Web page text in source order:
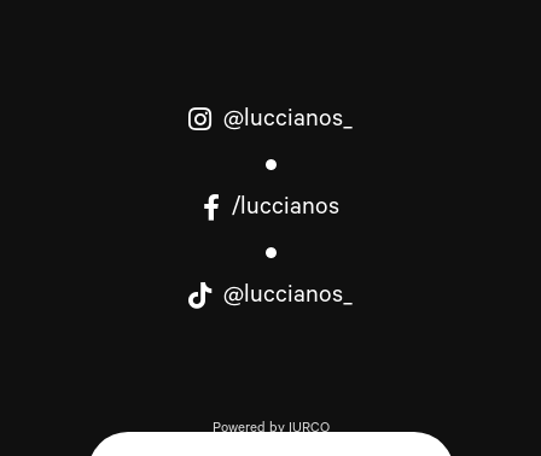
@luccianos_
/luccianos
@luccianos_
Powered by IURCO